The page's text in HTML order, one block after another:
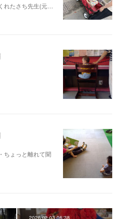
れたさち先生(元…
ちょっと離れて聞
2026.02.03 06:38